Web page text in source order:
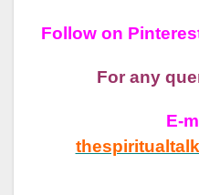
Follow on
For any
E-